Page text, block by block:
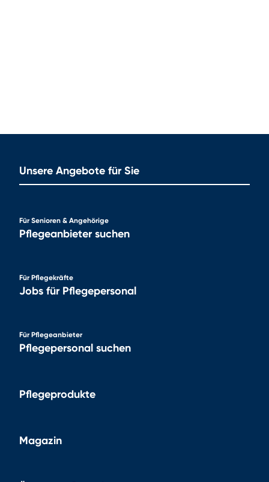
Unsere Angebote für Sie
Für Senioren & Angehörige
Pflegeanbieter suchen
Für Pflegekräfte
Jobs für Pflegepersonal
Für Pflegeanbieter
Pflegepersonal suchen
Pflegeprodukte
Magazin